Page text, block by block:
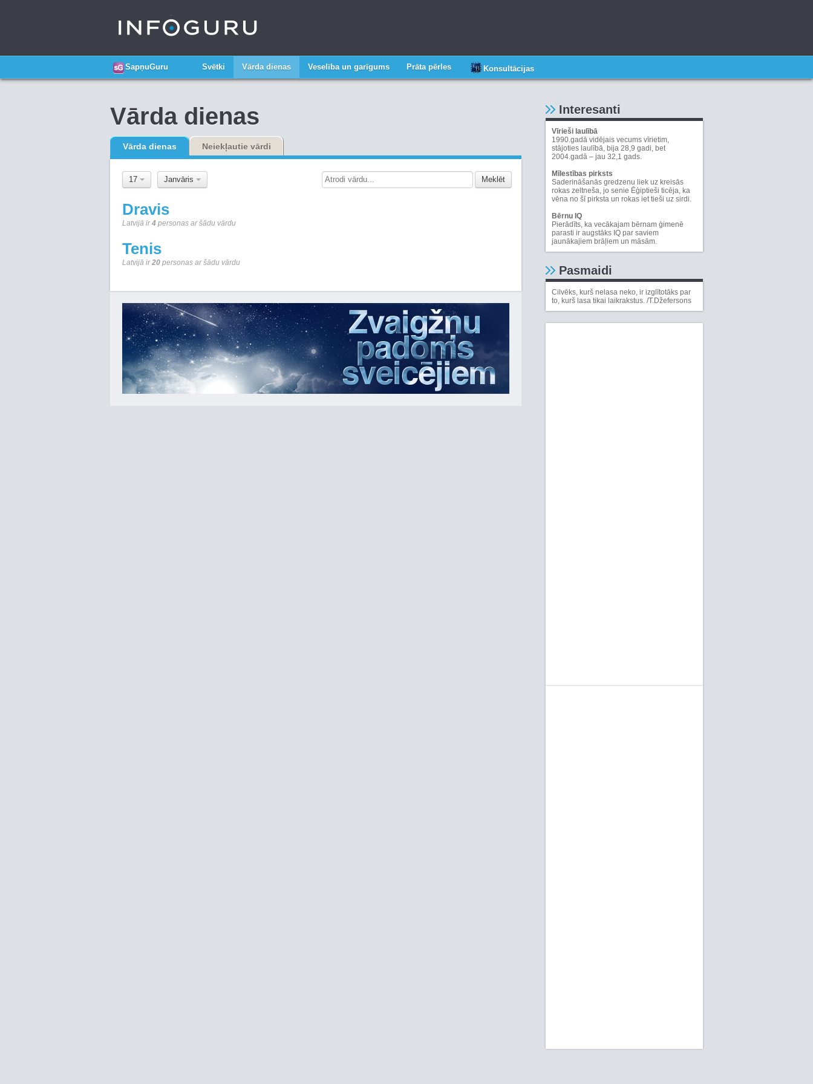
SapņuGuru Svētki Vārda dienas Veselība un garīgums Prāta pērles Konsultācijas
Vārda dienas
Vārda dienas Neiekļautie vārdi
17 Janvāris Meklēt
Dravis
Latvijā ir4 personas ar šādu vārdu
Tenis
Latvijā ir20 personas ar šādu vārdu
Interesanti
Vīrieši laulībā
1990.gadā vidējais vecums vīrietim,
stājoties laulībā, bija 28,9 gadi, bet
2004.gadā – jau 32,1 gads.
Mīlestības pirksts
Saderināšanās gredzenu liek uz kreisās
rokas zeltneša, jo senie Ēģiptieši ticēja, ka
vēna no šī pirksta un rokas iet tieši uz sirdi.
Bērnu IQ
Pierādīts, ka vecākajam bērnam ģimenē
parasti ir augstāks IQ par saviem
jaunākajiem brāļiem un māsām.
Pasmaidi
Cilvēks, kurš nelasa neko, ir izglītotāks par
to, kurš lasa tikai laikrakstus. /T.Džefersons